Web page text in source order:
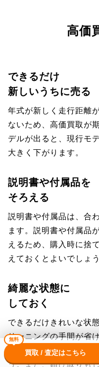
高価
できるだけ
新しいうちに売る
年式が新しく走行距離
ないため、高価買取が
デルが出ると、現行モ
大きく下がります。
説明書や付属品を
そろえる
説明書や付属品は、合
ます。説明書や付属品
えるため、購入時に捨
えておくとよいでしょう
綺麗な状態に
しておく
できるだけきれいな状
リーニングの手間が省
も。フレームは、濡れ
う。また、錆び取りも
無料
買取 / 査定はこちら